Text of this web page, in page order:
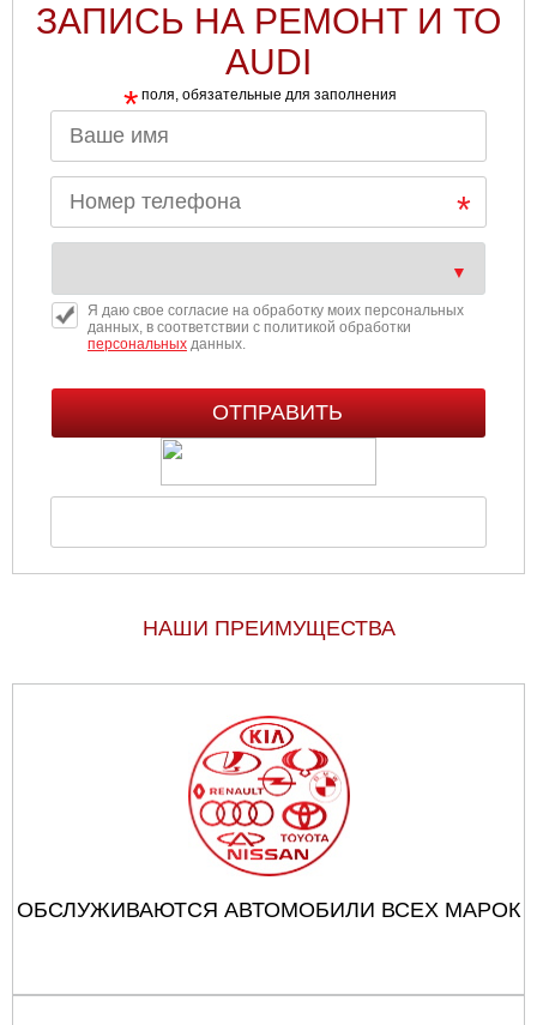
ЗАПИСЬ НА РЕМОНТ И ТО
AUDI
* поля, обязательные для заполнения
Я даю свое согласие на обработку моих персональных
данных, в соответствии с политикой обработки
персональныхданных.
НАШИ ПРЕИМУЩЕСТВА
ОБСЛУЖИВАЮТСЯ АВТОМОБИЛИ ВСЕХ МАРОК